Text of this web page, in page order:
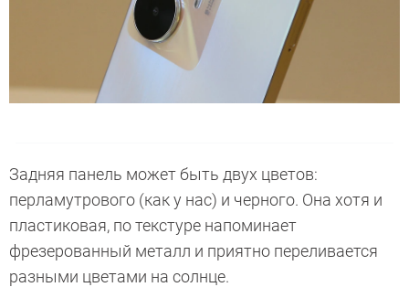
Задняя панель может быть двух цветов:
перламутрового (как у нас) и черного. Она хотя и
пластиковая, по текстуре напоминает
фрезерованный металл и приятно переливается
разными цветами на солнце.